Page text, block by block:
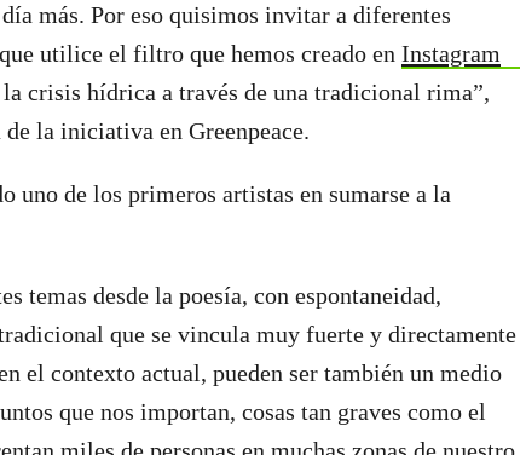
más. Por eso quisimos invitar a diferentes
utilice el filtro que hemos creado en Instagram
crisis hídrica a través de una tradicional rima”,
la iniciativa en Greenpeace.
uno de los primeros artistas en sumarse a la
temas desde la poesía, con espontaneidad,
que se vincula muy fuerte y directamente
el contexto actual, pueden ser también un medio
que nos importan, cosas tan graves como el